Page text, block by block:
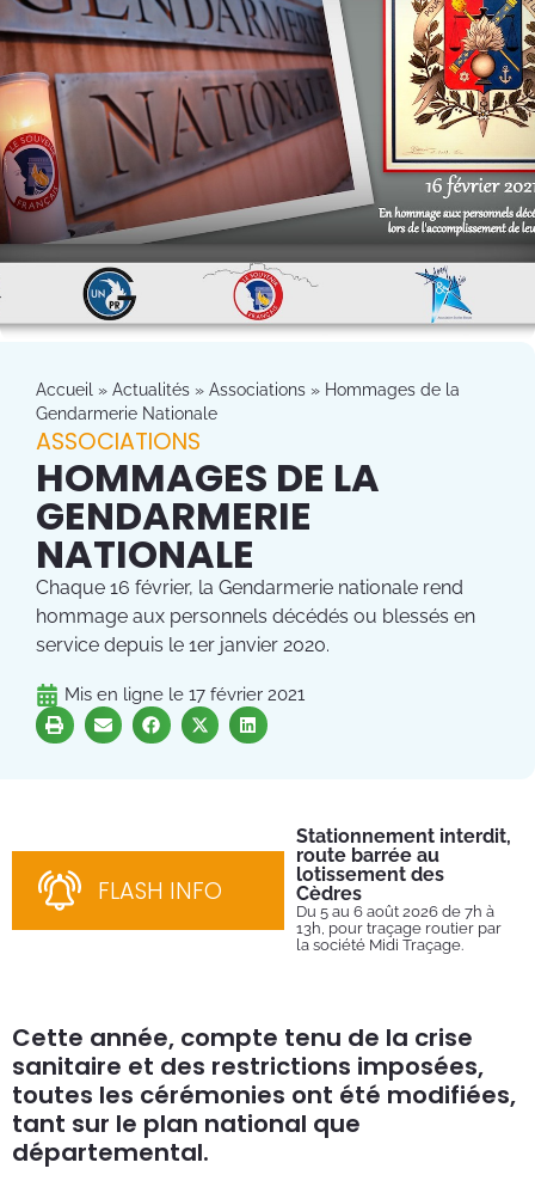
Accueil » Actualités » Associations » Hommages de la
Gendarmerie Nationale
ASSOCIATIONS
HOMMAGES DE LA
GENDARMERIE
NATIONALE
Chaque 16 février, la Gendarmerie nationale rend
hommage aux personnels décédés ou blessés en
service depuis le 1er janvier 2020.
Mis en ligne le 17 février 2021
FLASH INFO
Stationnement interdit,
route barrée au
lotissement des
Cèdres
Du 5 au 6 août 2026 de 7h à
13h, pour traçage routier par
la société Midi Traçage.
Cette année, compte tenu de la crise
sanitaire et des restrictions imposées,
toutes les cérémonies ont été modifiées,
tant sur le plan national que
départemental.